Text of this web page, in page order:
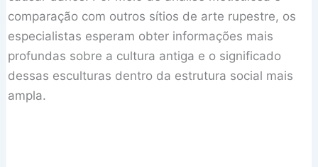
comparação com outros sítios de arte rupestre, os
especialistas esperam obter informações mais
profundas sobre a cultura antiga e o significado
dessas esculturas dentro da estrutura social mais
ampla.